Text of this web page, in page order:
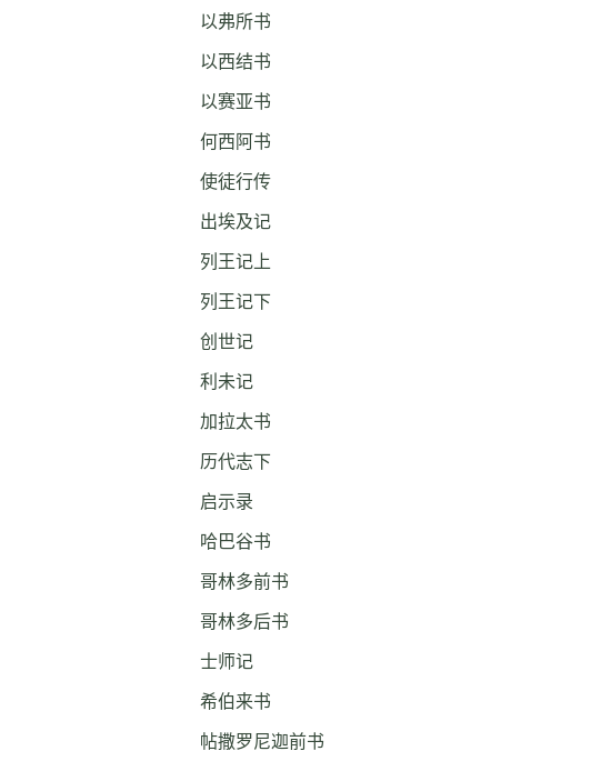
以弗所书
以西结书
以赛亚书
何西阿书
使徒行传
出埃及记
列王记上
列王记下
创世记
利未记
加拉太书
历代志下
启示录
哈巴谷书
哥林多前书
哥林多后书
士师记
希伯来书
帖撒罗尼迦前书